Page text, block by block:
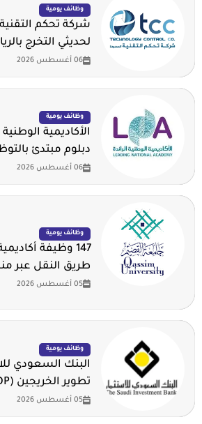
وظائف يومية
شركة تحكم
لحديثي التخرج
06 أغسطس 2026
وظائف يومية
الأكاديمية
دبلوم مبتدئ
06 أغسطس 2026
وظائف يومية
147 وظيفة
طريق النقل عبر
05 أغسطس 2026
وظائف يومية
البنك السعودي
تطوير الخريجين (SGDP) 2026 - 2027م
05 أغسطس 2026